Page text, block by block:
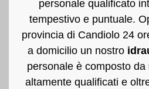
personale qualificato
tempestivo e puntuale.
provincia di Candiolo 24
a domicilio un nostro
personale è composto
altamente qualificati e